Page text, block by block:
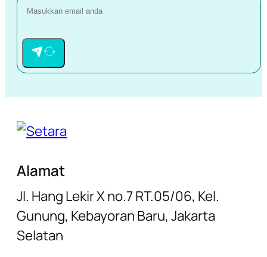
Alamat
Jl. Hang Lekir X no.7 RT.05/06, Kel.
Gunung, Kebayoran Baru, Jakarta
Selatan